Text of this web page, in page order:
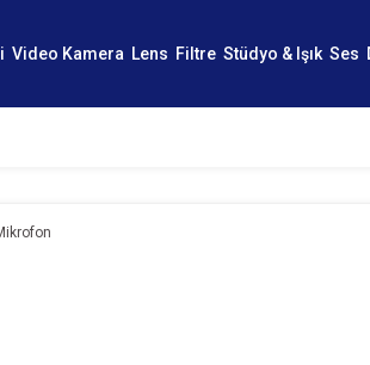
Video Kamera Lens Filtre Stüdyo & Işık Ses